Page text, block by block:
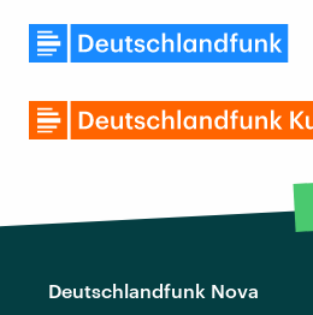
Deutschlandfunk Nova